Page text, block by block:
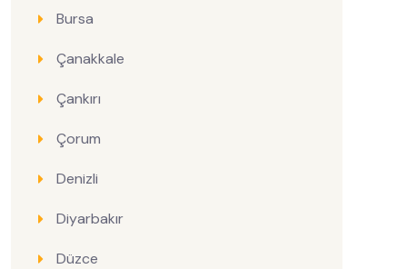
Bursa
Çanakkale
Çankırı
Çorum
Denizli
Diyarbakır
Düzce